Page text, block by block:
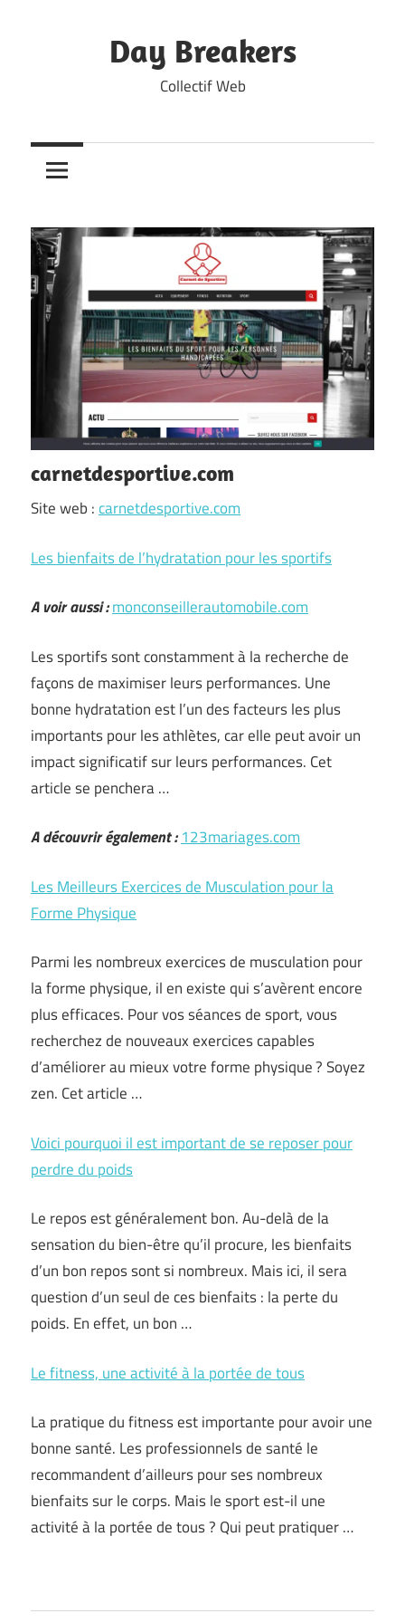
Day Breakers
Collectif Web
carnetdesportive.com
Site web :carnetdesportive.com
Les bienfaits de l’hydratation pour les sportifs
A voir aussi :monconseillerautomobile.com
Les sportifs sont constamment à la recherche de
façons de maximiser leurs performances. Une
bonne hydratation est l’un des facteurs les plus
importants pour les athlètes, car elle peut avoir un
impact significatif sur leurs performances. Cet
article se penchera …
A découvrir également : 123mariages.com
Les Meilleurs Exercices de Musculation pour la
Forme Physique
Parmi les nombreux exercices de musculation pour
la forme physique, il en existe qui s’avèrent encore
plus efficaces. Pour vos séances de sport, vous
recherchez de nouveaux exercices capables
d’améliorer au mieux votre forme physique ? Soyez
zen. Cet article …
Voici pourquoi il est important de se reposer pour
perdre du poids
Le repos est généralement bon. Au-delà de la
sensation du bien-être qu’il procure, les bienfaits
d’un bon repos sont si nombreux. Mais ici, il sera
question d’un seul de ces bienfaits : la perte du
poids. En effet, un bon …
Le fitness, une activité à la portée de tous
La pratique du fitness est importante pour avoir une
bonne santé. Les professionnels de santé le
recommandent d’ailleurs pour ses nombreux
bienfaits sur le corps. Mais le sport est-il une
activité à la portée de tous ? Qui peut pratiquer …